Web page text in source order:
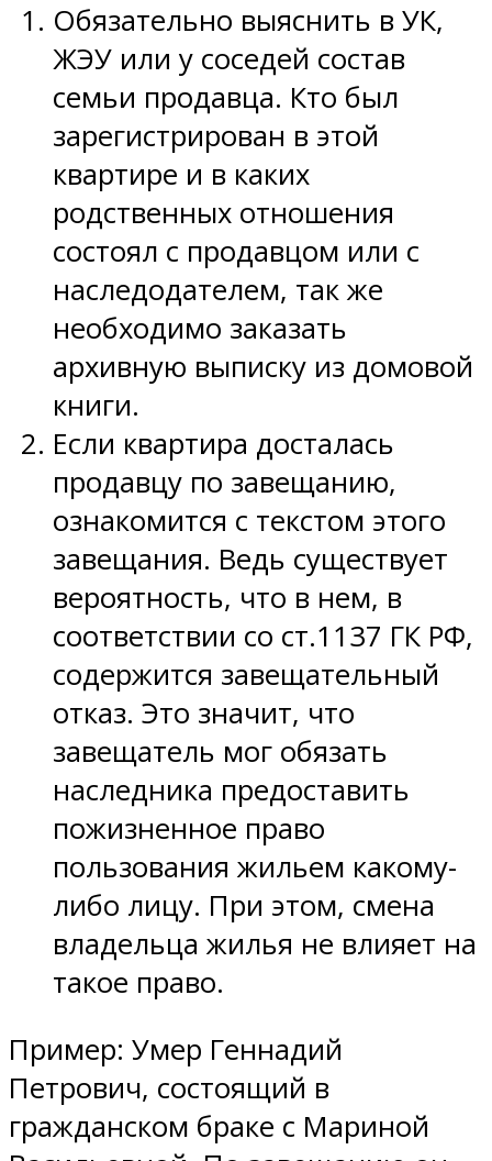
Обязательно выяснить в УК,
ЖЭУ или у соседей состав
семьи продавца. Кто был
зарегистрирован в этой
квартире и в каких
родственных отношения
состоял с продавцом или с
наследодателем, так же
необходимо заказать
архивную выписку из домовой
книги.
Если квартира досталась
продавцу по завещанию,
ознакомится с текстом этого
завещания. Ведь существует
вероятность, что в нем, в
соответствии со ст.1137 ГК РФ,
содержится завещательный
отказ. Это значит, что
завещатель мог обязать
наследника предоставить
пожизненное право
пользования жильем какому-
либо лицу. При этом, смена
владельца жилья не влияет на
такое право.
Пример: Умер Геннадий
Петрович, состоящий в
гражданском браке с Мариной